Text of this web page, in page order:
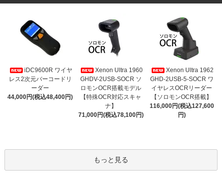
iDC9600R ワイヤ
レス2次元バーコードリ
ーダー
44,000円(税込48,400円)
Xenon Ultra 1960
GHDV-2USB-SOCR ソ
ロモンOCR搭載モデル
【特殊OCR対応スキャ
ナ】
71,000円(税込78,100円)
Xenon Ultra 1962
GHD-2USB-5-SOCR ワ
イヤレスOCRリーダー
【ソロモンOCR搭載】
116,000円(税込127,600
円)
もっと見る